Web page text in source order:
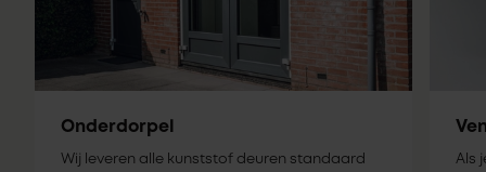
Onderdorpel
Wij leveren alle kunststof deuren standaard Als